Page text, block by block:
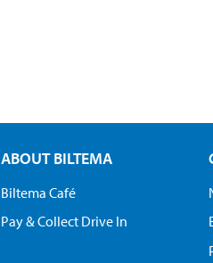
ABOUT BILTEMA
Biltema Café
Pay & Collect Drive In